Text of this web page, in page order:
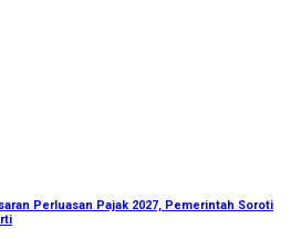
Perluasan Pajak 2027, Pemerintah Soroti